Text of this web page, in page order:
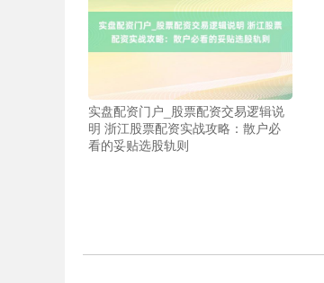
实盘配资门户_股票配资交易逻辑说
明 浙江股票配资实战攻略：散户必
看的妥贴选股轨则